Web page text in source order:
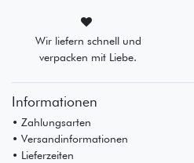
Wir liefern schnell und
verpacken mit Liebe.
Informationen
• Zahlungsarten
• Versandinformationen
• Lieferzeiten